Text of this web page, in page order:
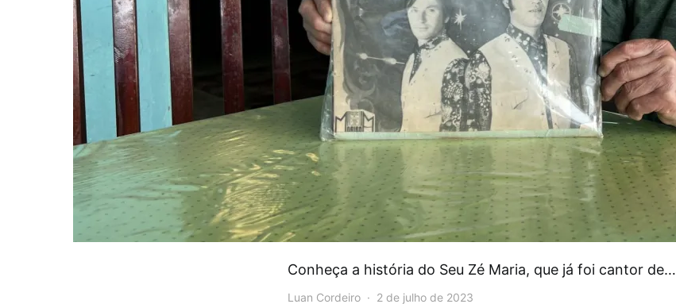
Conheça a história do Seu Zé Maria, que já foi cantor de…
Luan Cordeiro 2 de julho de 2023